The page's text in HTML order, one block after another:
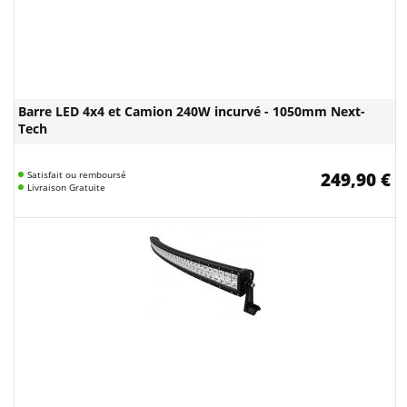
Barre LED 4x4 et Camion 240W incurvé - 1050mm Next-
Tech
Satisfait ou remboursé
Livraison Gratuite
249,90 €